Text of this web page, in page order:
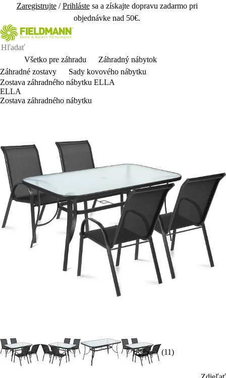
Zaregistrujte/Prihlástesa a získajte dopravu zadarmo pri
objednávke nad 50€.
Všetko pre záhradu
Záhradný nábytok
Záhradné zostavy
Sady kovového nábytku
Zostava záhradného nábytku ELLA
ELLA
Zostava záhradného nábytku
(11)